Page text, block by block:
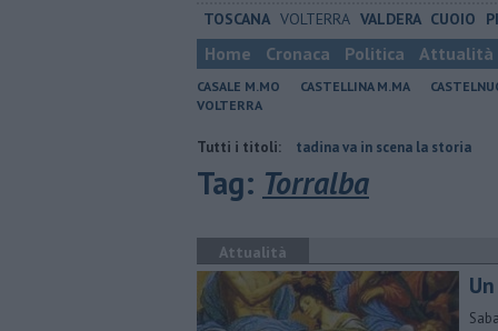
TOSCANA VOLTERRA VALDERA CUOIO
Home Cronaca Politica Attualità
CASALE M.MO CASTELLINA M.MA
VOLTERRA
Tutti i titoli:
Al Museo della Civiltà contadina va in scena la storia
Tag: Torralba
Attualità